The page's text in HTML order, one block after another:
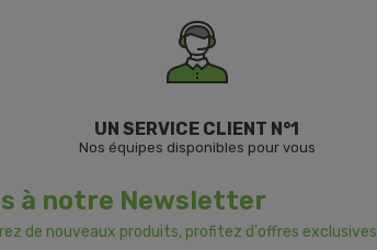
UN SERVICE CLIENT N°1
Nos équipes disponibles pour vous
à notre Newsletter
de nouveaux produits, profitez d'offres exclusives